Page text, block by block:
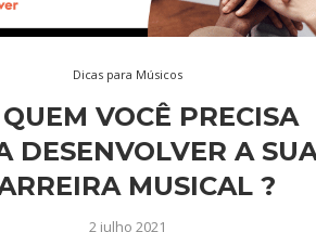
Dicas para Músicos
VOCÊ PRECISA
DESENVOLVER A
MUSICAL ?
2 julho 2021